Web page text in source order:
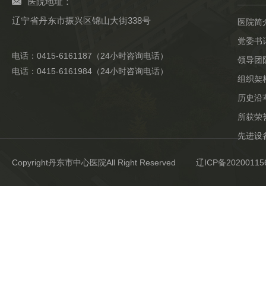
辽宁省丹东市振兴区锦山大街338号
电话：0415-6161187（24小时咨询电话）
电话：0415-6161984（24小时咨询电话）
医院简
党委书
领导团
组织架
历史沿
所获荣
先进设
Copyright丹东市中心医院All Right Reserved 辽ICP备